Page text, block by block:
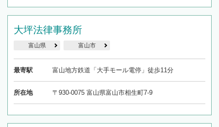
大坪法律事務所
富山県 富山市
最寄駅 富山地方鉄道「大手モール電停」徒歩11分
所在地 〒930-0075 富山県富山市相生町7-9